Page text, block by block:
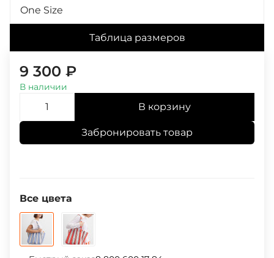
One Size
Таблица размеров
9 300 ₽
В наличии
В корзину
Забронировать товар
Все цвета